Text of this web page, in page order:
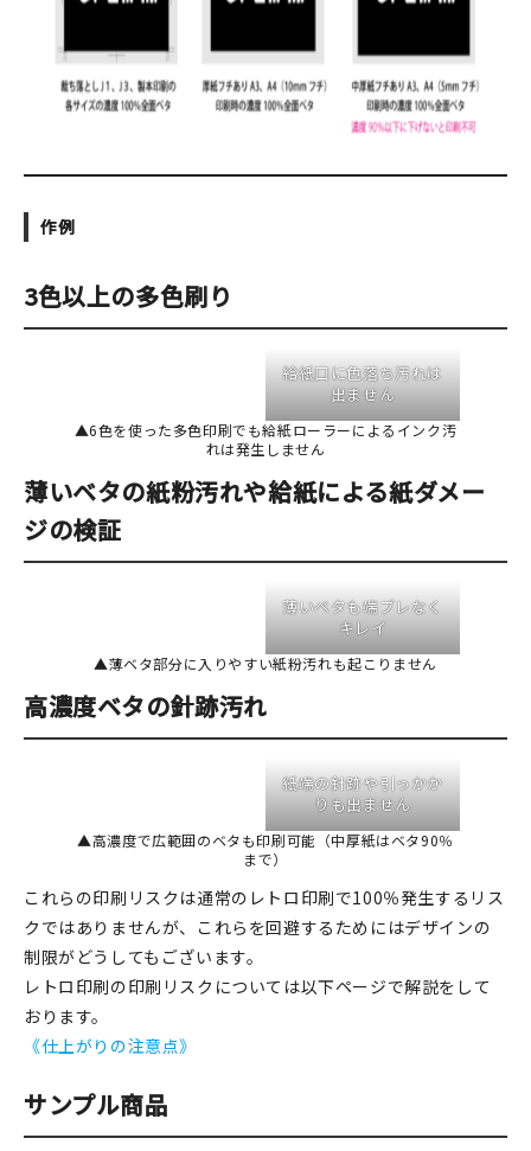
作例
3色以上の多色刷り
給紙口に色落ち汚れは
出ません
▲6色を使った多色印刷でも給紙ローラーによるインク汚
れは発生しません
薄いベタの紙粉汚れや給紙による紙ダメー
ジの検証
薄いベタも端ブレなく
キレイ
▲薄ベタ部分に入りやすい紙粉汚れも起こりません
高濃度ベタの針跡汚れ
紙端の針跡や引っかか
りも出ません
▲高濃度で広範囲のベタも印刷可能（中厚紙はベタ90％
まで）
これらの印刷リスクは通常のレトロ印刷で100％発生するリス
クではありませんが、これらを回避するためにはデザインの
制限がどうしてもございます。
レトロ印刷の印刷リスクについては以下ページで解説をして
おります。
《仕上がりの注意点》
サンプル商品